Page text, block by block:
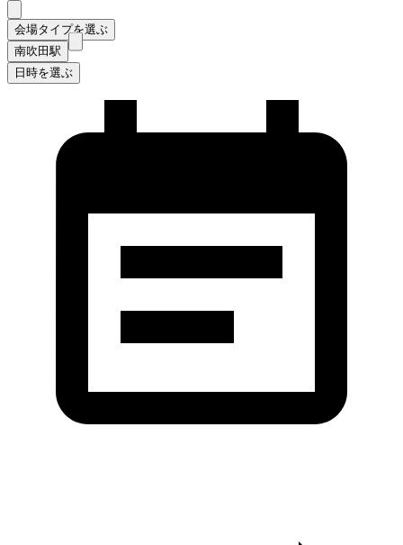
会場タイプを選ぶ
南吹田駅
日時を選ぶ